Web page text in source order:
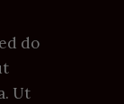
do
Ut